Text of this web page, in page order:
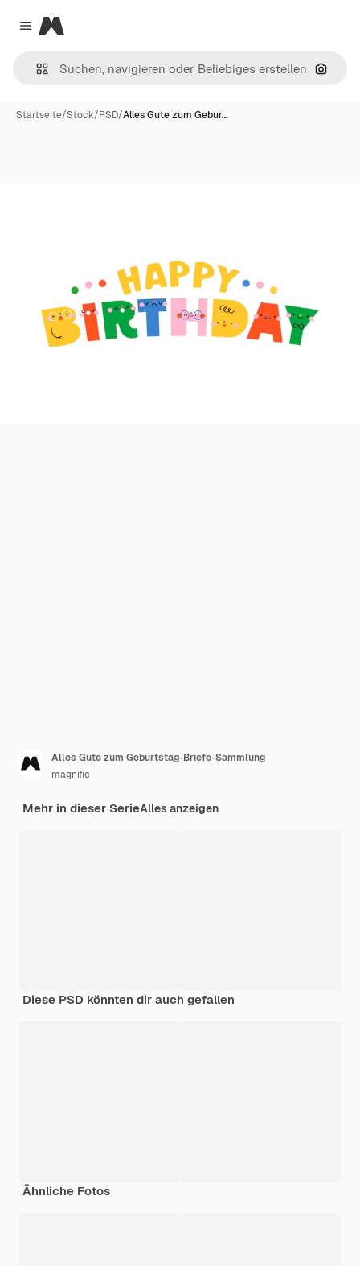
Close menu
Magnific
Nach
Startseite/Stock/PSD/Alles Gute zum Gebur…
Alles Gute zum Geburtstag-Briefe-Sammlung
magnific
Mehr in dieser SerieAlles anzeigen
Diese PSD könnten dir auch gefallen
Ähnliche Fotos